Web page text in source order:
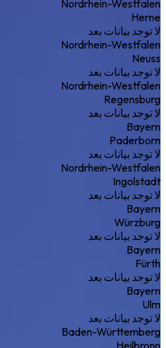
Nordrhein-Westfalen
Herne
لا توجد بيانات بعد
Nordrhein-Westfalen
Neuss
لا توجد بيانات بعد
Nordrhein-Westfalen
Regensburg
لا توجد بيانات بعد
Bayern
Paderborn
لا توجد بيانات بعد
Nordrhein-Westfalen
Ingolstadt
لا توجد بيانات بعد
Bayern
Würzburg
لا توجد بيانات بعد
Bayern
Fürth
لا توجد بيانات بعد
Bayern
Ulm
لا توجد بيانات بعد
Baden-Württemberg
Heilbronn